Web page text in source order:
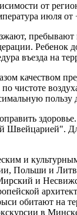
от
июля
пребывают
въезда на
качеством
чистоте
пользу
Швейцарией".
и
Польши и
и
обитают на
в